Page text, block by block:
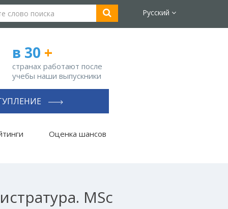
Русский
в 30 +
странах работают после
учебы наши выпускники
Оценка шансов
MSc